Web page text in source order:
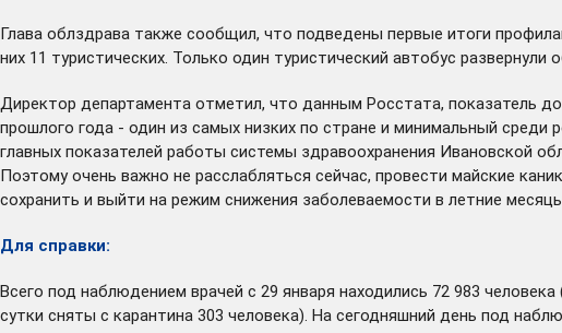
Глава облздрава также сообщил, что подведены первые итоги
них 11 туристических. Только один туристический автобус
Директор департамента отметил, что данным Росстата, показатель
прошлого года - один из самых низких по стране и минимальный
главных показателей работы системы здравоохранения Ивановской
Поэтому очень важно не расслабляться сейчас, провести майские
сохранить и выйти на режим снижения заболеваемости в летние
Для справки:
Всего под наблюдением врачей с 29 января находились 72 983
сутки сняты с карантина 303 человека). На сегодняшний день под